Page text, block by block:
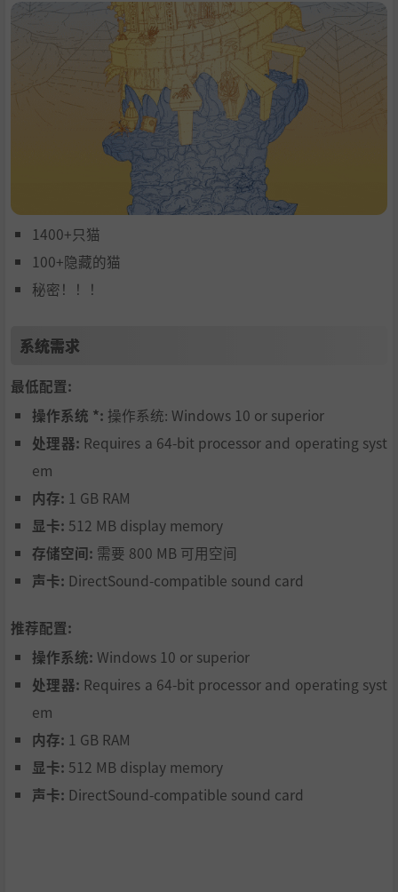
1400+只猫
100+隐藏的猫
秘密！！！
系统需求
最低配置:
操作系统 *: 操作系统: Windows 10 or superior
处理器: Requires a 64-bit processor and operating syst
em
内存: 1 GB RAM
显卡: 512 MB display memory
存储空间: 需要 800 MB 可用空间
声卡: DirectSound-compatible sound card
推荐配置:
操作系统: Windows 10 or superior
处理器: Requires a 64-bit processor and operating syst
em
内存: 1 GB RAM
显卡: 512 MB display memory
声卡: DirectSound-compatible sound card